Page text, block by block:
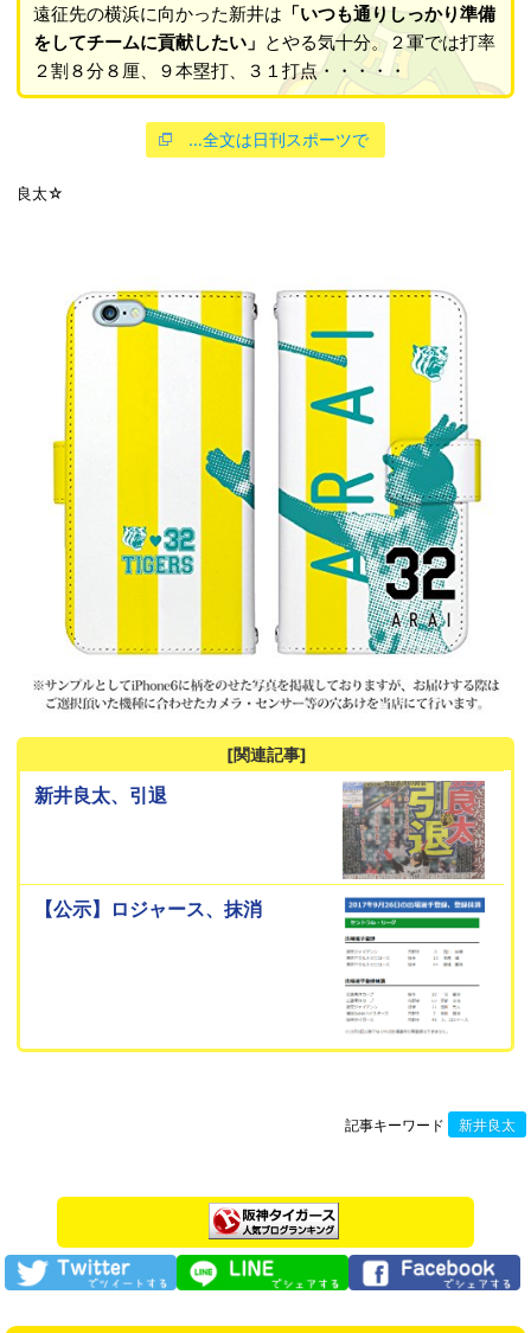
遠征先の横浜に向かった新井は 「いつも通りしっかり準備
をしてチームに貢献したい」 とやる気十分。２軍では打率
２割８分８厘、９本塁打、３１打点・・・・・
…全文は日刊スポーツで
良太☆
[関連記事]
新井良太、引退
【公示】ロジャース、抹消
記事キーワード 新井良太